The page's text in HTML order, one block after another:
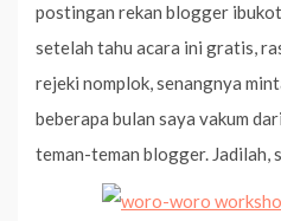
postingan rekan blogger
setelah tahu acara ini gratis,
rejeki nomplok, senangnya
beberapa bulan saya vakum
teman-teman blogger. Jadilah,